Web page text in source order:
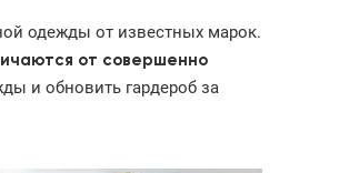
одежды от известных марок.
от совершенно
и обновить гардероб за